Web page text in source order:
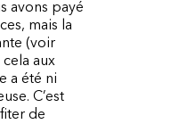
avons payé
mais la
(voir
aux
a été ni
C’est
de